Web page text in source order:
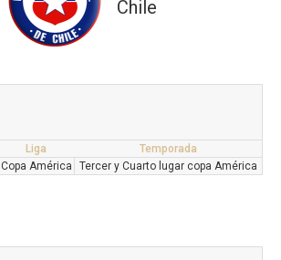
Chile
Liga
Temporada
Copa América Tercer y Cuarto lugar copa América